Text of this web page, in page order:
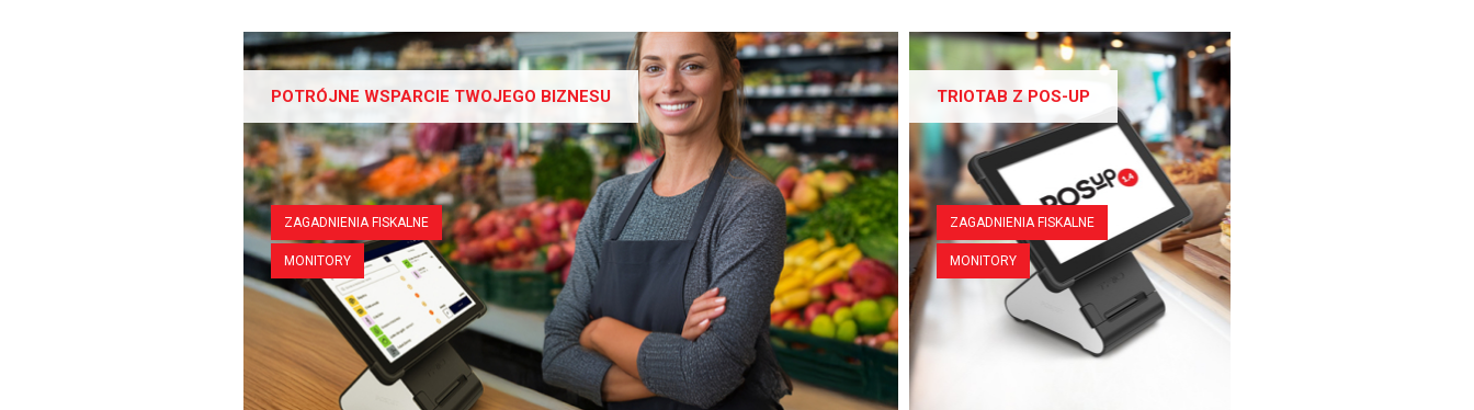
POTRÓJNE WSPARCIE TWOJEGO BIZNESU
ZAGADNIENIA FISKALNE
MONITORY
TRIOTAB Z POS-UP
ZAGADNIENIA FISKALNE
MONITORY